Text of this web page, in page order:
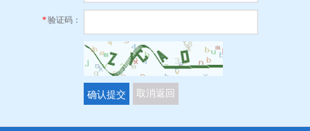
*验证码：
确认提交 取消返回